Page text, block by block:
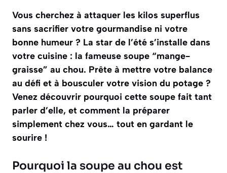
Vous cherchez à attaquer les kilos superflus
sans sacrifier votre gourmandise ni votre
bonne humeur ? La star de l’été s’installe dans
votre cuisine : la fameuse soupe “mange-
graisse” au chou. Prête à mettre votre balance
au défi et à bousculer votre vision du potage ?
Venez découvrir pourquoi cette soupe fait tant
parler d’elle, et comment la préparer
simplement chez vous… tout en gardant le
sourire !
Pourquoi la soupe au chou est